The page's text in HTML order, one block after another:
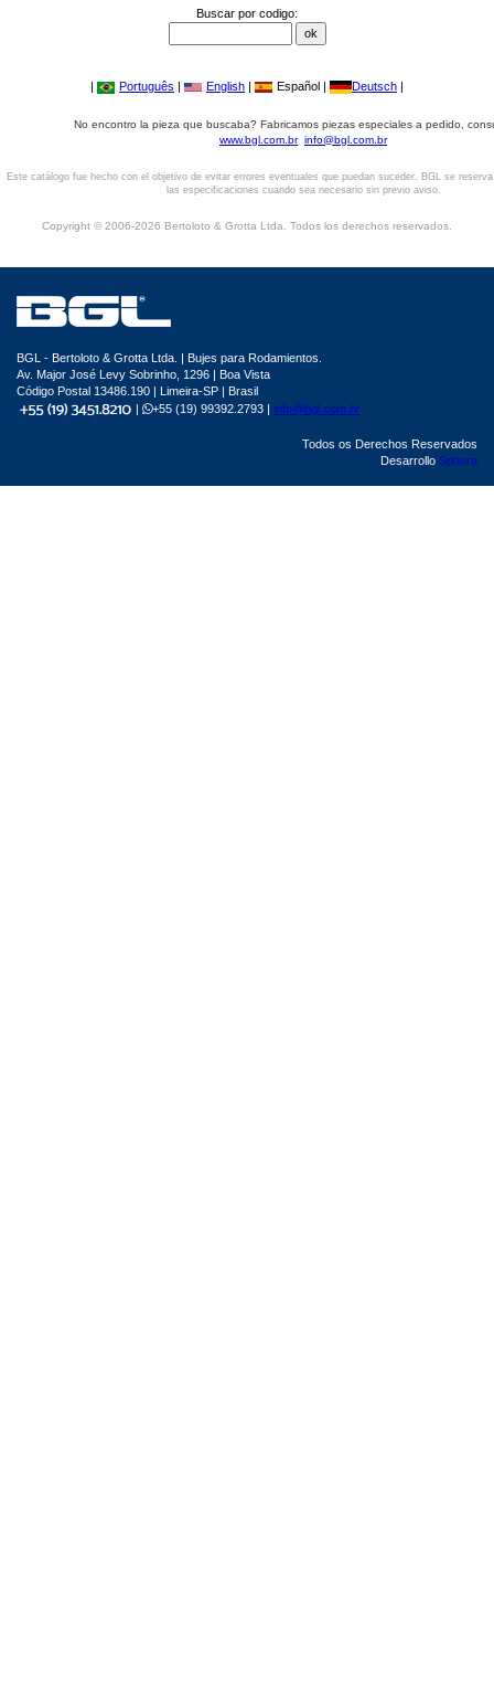
Buscar por codigo:
| Português | English | Español | Deutsch |
No encontro la pieza que buscaba? Fabricamos piezas especiales a pedido,
www.bgl.com.br info@bgl.com.br
Este catálogo fue hecho con el objetivo de evitar errores eventuales que puedan suceder. BGL se
las especificaciones cuando sea necesario sin previo aviso.
Copyright © 2006-2026 Bertoloto & Grotta Ltda. Todos los derechos reservados.
BGL - Bertoloto & Grotta Ltda. | Bujes para Rodamientos.
Av. Major José Levy Sobrinho, 1296 | Boa Vista
Código Postal 13486.190 | Limeira-SP | Brasil
|
+55 (19) 99392.2793 | info@bgl.com.br
Todos os Derechos Reservados
Desarrollo Sphera